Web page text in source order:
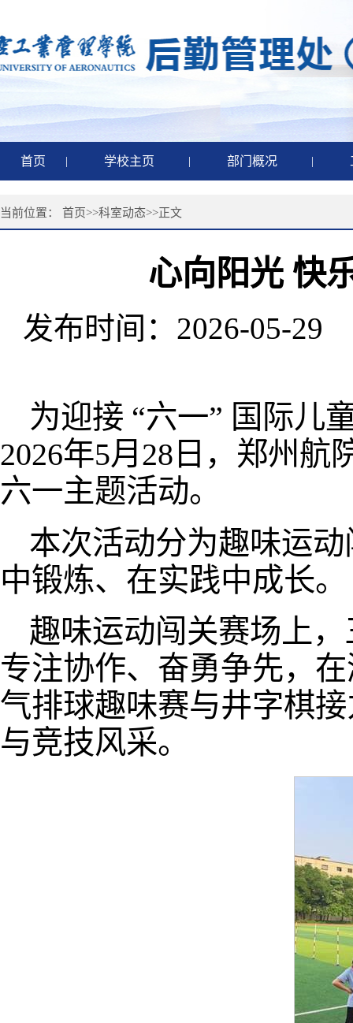
首页 | 学校主页 | 部门概况 |
当前位置： 首页>>科室动态>>正文
心向阳光 快
发布时间：2026-05-
为迎接 “六一” 国际儿
2026年5月28日，郑州航
六一主题活动。
本次活动分为趣味运
中锻炼、在实践中成长。
趣味运动闯关赛场上
专注协作、奋勇争先，
气排球趣味赛与井字棋
与竞技风采。